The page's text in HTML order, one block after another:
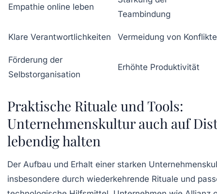
Empathie online leben
Teambindung
Klare Verantwortlichkeiten Vermeidung von
Förderung der
Selbstorganisation
Erhöhte Produktivität
Praktische Rituale und Tools:
Unternehmenskultur auch auf
lebendig halten
Der Aufbau und Erhalt einer starken
insbesondere durch wiederkehrende Rituale und